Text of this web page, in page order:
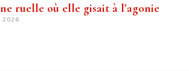
ruelle où elle gisait à l’agonie